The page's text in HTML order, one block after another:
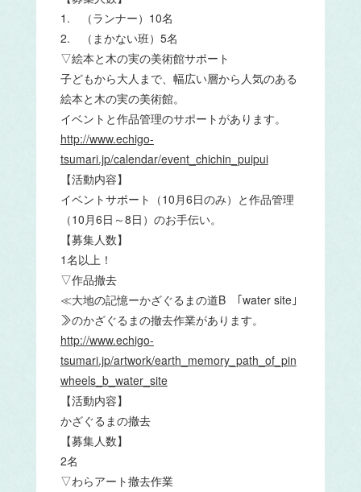
1. （ランナー）10名
2. （まかない班）5名
▽絵本と木の実の美術館サポート
子どもから大人まで、幅広い層から人気のある
絵本と木の実の美術館。
イベントと作品管理のサポートがあります。
http://www.echigo-
tsumari.jp/calendar/event_chichin_puipui
【活動内容】
イベントサポート（10月6日のみ）と作品管理
（10月6日～8日）のお手伝い。
【募集人数】
1名以上！
▽作品撤去
≪大地の記憶ーかざぐるまの道B ｢water site｣
≫のかざぐるまの撤去作業があります。
http://www.echigo-
tsumari.jp/artwork/earth_memory_path_of_pin
wheels_b_water_site
【活動内容】
かざぐるまの撤去
【募集人数】
2名
▽わらアート撤去作業